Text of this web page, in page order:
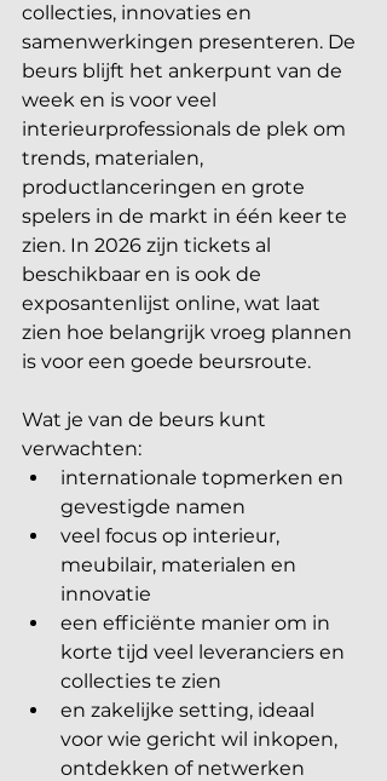
collecties, innovaties en
samenwerkingen presenteren. De
beurs blijft het ankerpunt van de
week en is voor veel
interieurprofessionals de plek om
trends, materialen,
productlanceringen en grote
spelers in de markt in één keer te
zien. In 2026 zijn tickets al
beschikbaar en is ook de
exposantenlijst online, wat laat
zien hoe belangrijk vroeg plannen
is voor een goede beursroute.
Wat je van de beurs kunt
verwachten:
internationale topmerken en
gevestigde namen
veel focus op interieur,
meubilair, materialen en
innovatie
een efficiënte manier om in
korte tijd veel leveranciers en
collecties te zien
en zakelijke setting, ideaal
voor wie gericht wil inkopen,
ontdekken of netwerken